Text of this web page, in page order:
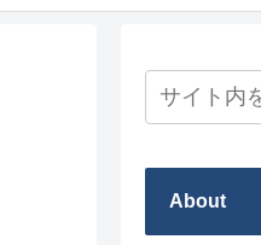
About